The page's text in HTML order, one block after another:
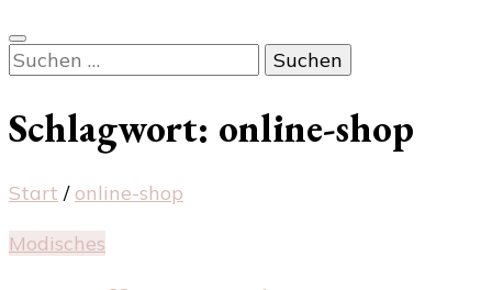
Suchen
nach:
Schlagwort: online-shop
Start / online-shop
Modisches